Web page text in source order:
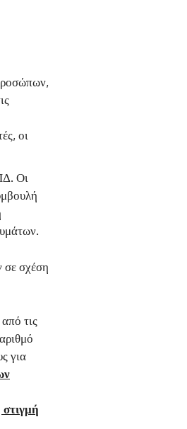
οι
Οι
σε σχέση
τις
για
στιγμή